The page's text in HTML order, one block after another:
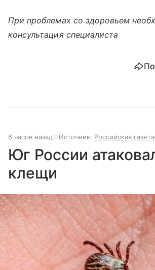
При проблемах со здоровьем
консультация специалиста
6 часов назад Источник: Российская газета
Юг России
клещи